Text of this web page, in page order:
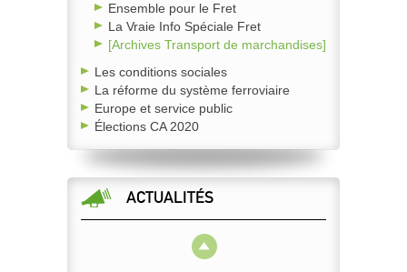
Ensemble pour le Fret
La Vraie Info Spéciale Fret
[Archives Transport de marchandises]
Les conditions sociales
La réforme du système ferroviaire
Europe et service public
Élections CA 2020
ACTUALITÉS